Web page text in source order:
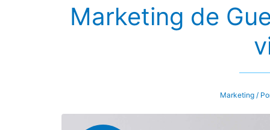
Marketing de
Marketing /